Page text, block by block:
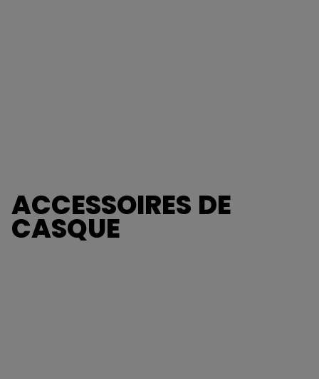
ACCESSOIRES DE
CASQUE